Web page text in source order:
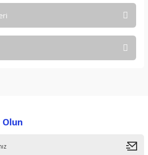
bozuk veya görüntülenemiyor.